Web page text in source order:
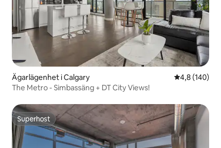
Ägarlägenhet i Calgary 4,8 av 5 i
4,8 (140)
The Metro - Simbassäng + DT City Views!
Superhost
Superhost